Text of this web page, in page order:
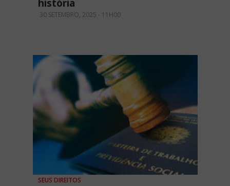
história
30 SETEMBRO, 2025 - 11H00
SEUS DIREITOS